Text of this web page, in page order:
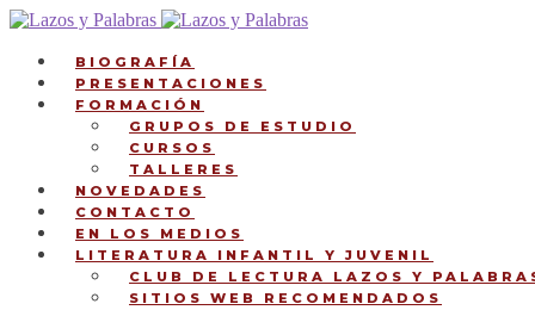
Ir
navegación
Ir
contenidoBIOGRAFÍA
PRESENTACIONES
FORMACIÓN
GRUPOS DE ESTUDIO
CURSOS
TALLERES
NOVEDADES
CONTACTO
EN LOS MEDIOS
LITERATURA INFANTIL Y JUVENIL
CLUB DE LECTURA LAZOS Y
SITIOS WEB RECOMENDADOS